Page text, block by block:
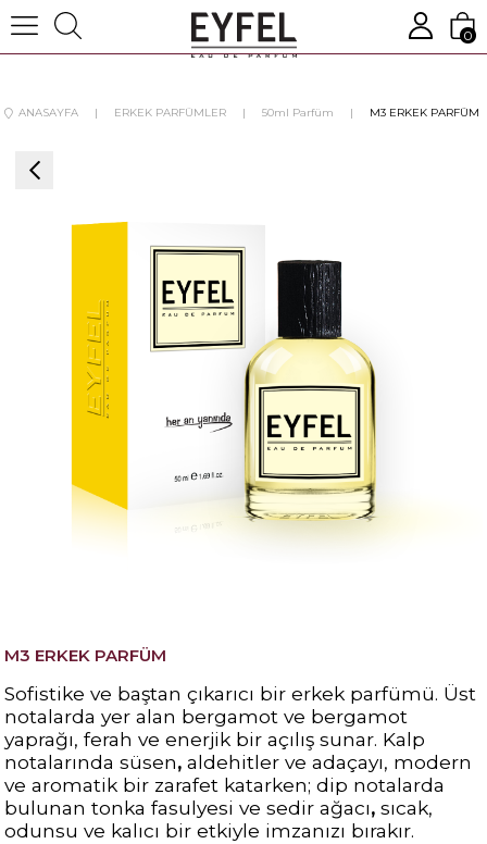
0
ANASAYFA ERKEK PARFÜMLER 50ml Parfüm M3 ERKEK PARFÜM
M3 ERKEK PARFÜM
Sofistike ve baştan çıkarıcı bir erkek parfümü. Üst
notalarda yer alan bergamot ve bergamot
yaprağı, ferah ve enerjik bir açılış sunar. Kalp
notalarındasüsen,aldehitler veadaçayı, modern
ve aromatik bir zarafet katarken; dip notalarda
bulunantonka fasulyesi ve sedir ağacı, sıcak,
odunsu ve kalıcı bir etkiyle imzanızı bırakır.